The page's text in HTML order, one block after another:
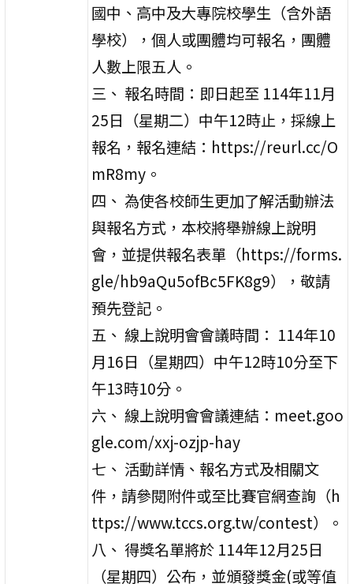
國中、高中及大專院校學生（含外語
學校），個人或團體均可報名，團體
人數上限五人。
三、 報名時間：即日起至 114年11月
25日（星期二）中午12時止，採線上
報名，報名連結：https://reurl.cc/O
mR8my。
四、 為使各校師生更加了解活動辦法
與報名方式，本校將舉辦線上說明
會，並提供報名表單（https://forms.
gle/hb9aQu5ofBc5FK8g9），敬請
預先登記。
五、 線上說明會會議時間： 114年10
月16日（星期四）中午12時10分至下
午13時10分。
六、 線上說明會會議連結：meet.goo
gle.com/xxj-ozjp-hay
七、 活動詳情、報名方式及相關文
件，請參閱附件或至比賽官網查詢（h
ttps://www.tccs.org.tw/contest）。
八、 得獎名單將於 114年12月25日
（星期四）公布，並頒發獎金(或等值